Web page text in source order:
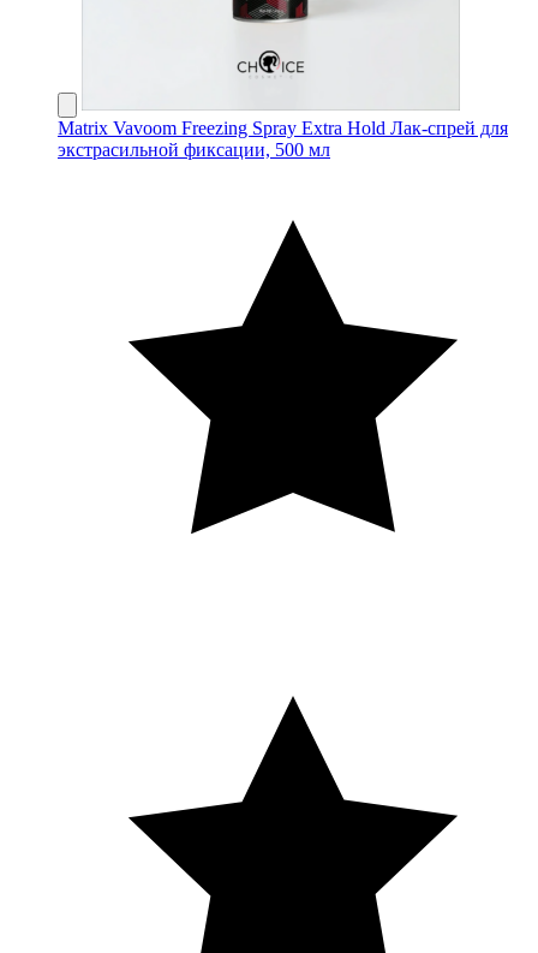
Matrix Vavoom Freezing Spray Extra Hold Лак-спрей для
экстрасильной фиксации, 500 мл